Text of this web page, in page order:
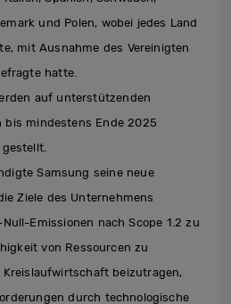
und Polen, wobei jedes Land
mit Ausnahme des Vereinigten
hatte.
auf unterstützenden
bis mindestens Ende 2025
Samsung seine neue
Ziele des Unternehmens
Emissionen nach Scope 1.2 zu
von Ressourcen zu
beizutragen,
durch technologische